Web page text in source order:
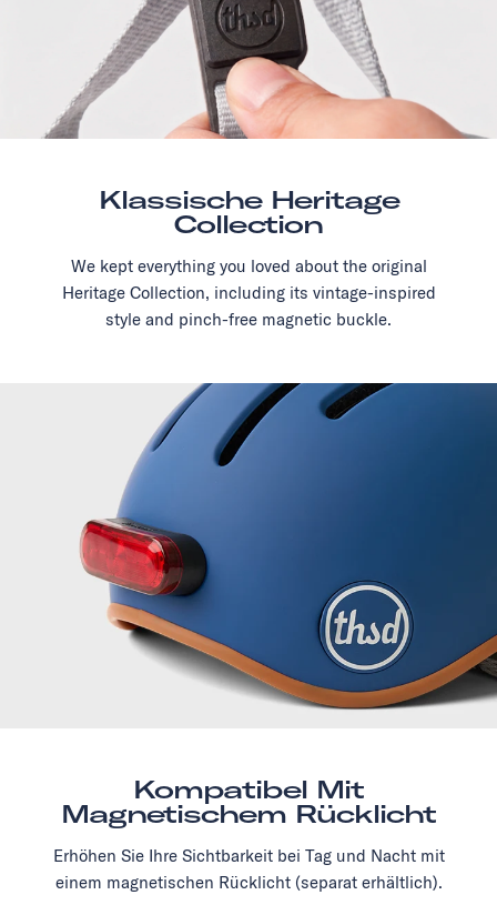
Klassische Heritage
Collection
We kept everything you loved about the original
Heritage Collection, including its vintage-inspired
style and pinch-free magnetic buckle.
Kompatibel Mit
Magnetischem Rücklicht
Erhöhen Sie Ihre Sichtbarkeit bei Tag und Nacht mit
einem magnetischen Rücklicht (separat erhältlich).